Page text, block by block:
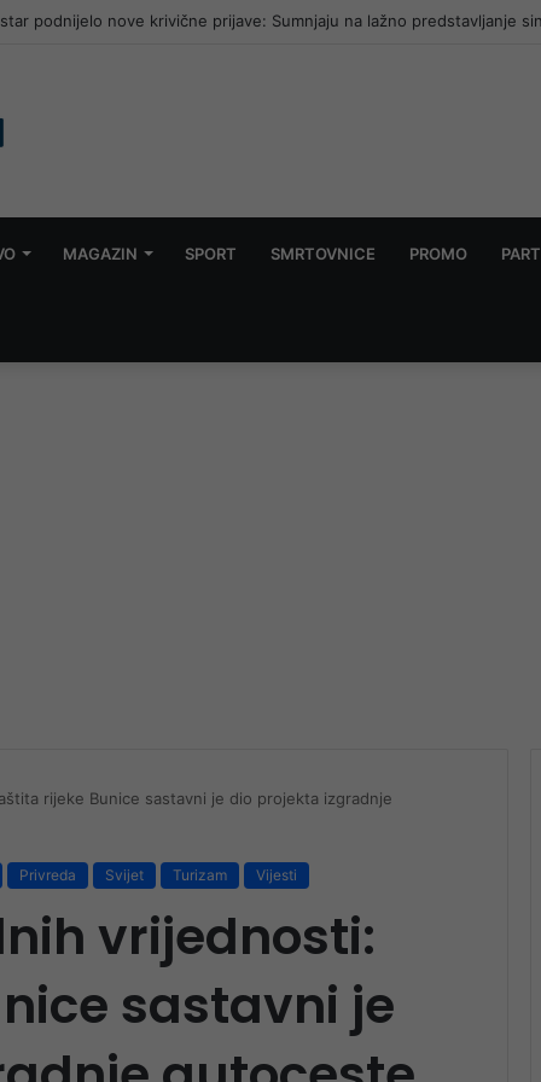
podnijelo nove krivične prijave: Sumnjaju na lažno predstavljanje
MAGAZIN SPORT SMRTOVNICE PROMO
rijeke Bunice sastavni je dio projekta izgradnje
Privreda Svijet Turizam Vijesti
vrijednosti:
sastavni je